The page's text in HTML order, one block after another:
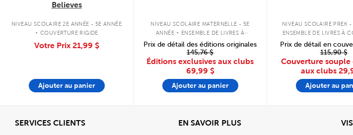
Believes
NIVEAU SCOLAIRE 2E ANNÉE - 5E ANNÉE
. COUVERTURE RIGIDE
Votre Prix 21,99 $
Ajouter au panier
NIVEAU SCOLAIRE MATERNELLE - 5E
ANNÉE . ENSEMBLE DE LIVRES À
COUVERTURE SOUPLE
Prix de détail des éditions originales
145,76 $
Éditions exclusives aux clubs
69,99 $
Ajouter au panier
NIVEAU SCOLAIRE PREK -
ENSEMBLE DE LIVRES À
Prix de détail en
115,90 $
Couverture souple
aux clubs
Ajouter au
SERVICES CLIENTSAfficher EN SAVOIR PLUSView